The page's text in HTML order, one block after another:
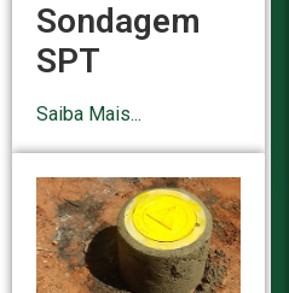
Sondagem
SPT
Saiba Mais...